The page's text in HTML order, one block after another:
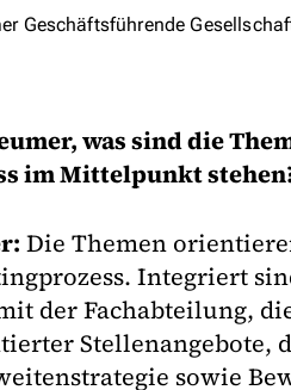
Geschäftsführende
was sind die
im Mittelpunkt
Die Themen
Integriert
der Fachabteilung,
Stellenangebote,
sowie